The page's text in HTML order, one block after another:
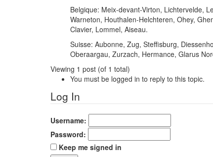
Belgique: Meix-devant-Virton, Lichtervelde,
Warneton, Houthalen-Helchteren, Ohey,
Clavier, Lommel, Aiseau.
Suisse: Aubonne, Zug, Steffisburg,
Oberaargau, Zurzach, Hermance, Glarus
Viewing 1 post (of 1 total)
You must be logged in to reply to this topic.
Log In
Username:
Password:
Keep me signed in